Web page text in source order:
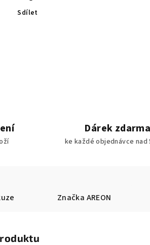
Sdílet
Dárek zdarma
ke každé objednávce nad
Značka AREON